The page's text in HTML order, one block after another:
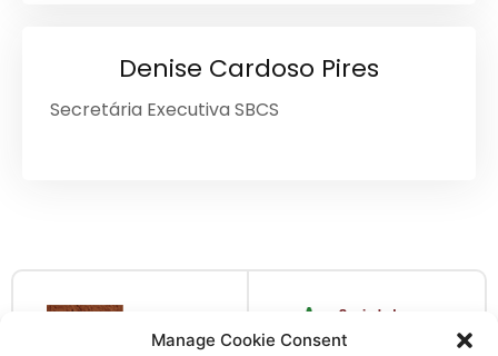
Manage Cookie Consent
Denise Cardoso Pires
Secretária Executiva SBCS